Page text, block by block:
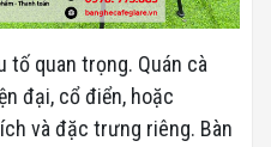
tố quan trọng. Quán cà
đại, cổ điển, hoặc
và đặc trưng riêng. Bàn